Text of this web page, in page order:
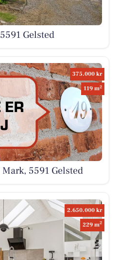
Gelsted
375.000 kr
119 m2
5591 Gelsted
2.650.000 kr
229 m2